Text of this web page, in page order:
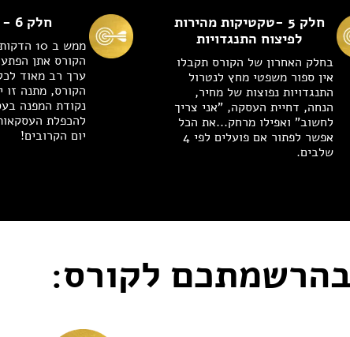
חלק 5 -טקטיקות מהירות
לפיצוח התנגדויות
בחלק האחרון של הקורס תקבלו
אין ספור משפטי מחץ לנטרול
התנגדויות נפוצות של מחיר,
הנחה, דחיית העסקה, "אני צריך
לחשוב" ואפילו מרחק...את הכל
אפשר לפתור אם פועלים לפי 4
שלבים.
חלק 6 - הפתעה!
ממש ב
הקורס אתן
ערך רב מאוד
הקורס, מתנה זו
נקודת המפנה
יום הקרובים!
לקורס: